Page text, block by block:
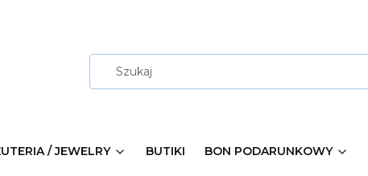
/ JEWELRY BUTIKI BON PODARUNKOWY